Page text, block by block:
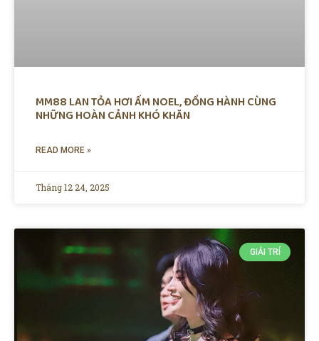
MM88 LAN TỎA HƠI ẤM NOEL, ĐỒNG HÀNH CÙNG
NHỮNG HOÀN CẢNH KHÓ KHĂN
READ MORE »
Tháng 12 24, 2025
GIẢI TRÍ